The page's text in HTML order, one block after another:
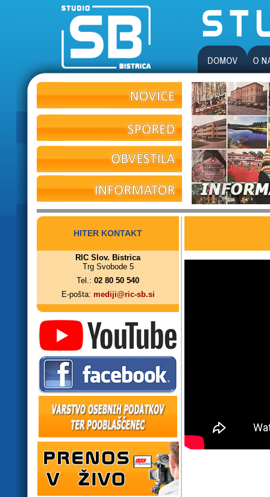
HITER KONTAKT
RIC Slov. Bistrica
Trg Svobode 5
Tel.: 02 80 50 540
E-pošta: mediji@ric-sb.si